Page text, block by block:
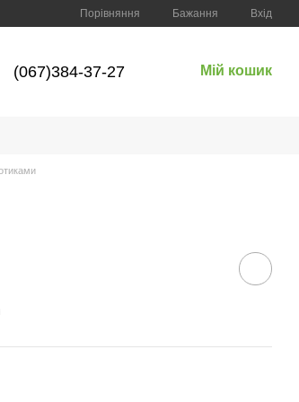
Порівняння Бажання Вхід
(067)384-37-27 Мій кошик